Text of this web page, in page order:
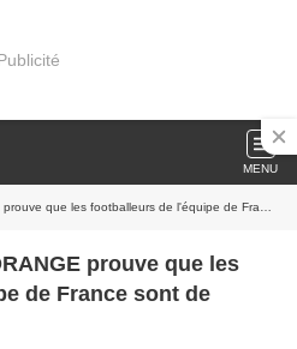
MENU
footballeurs de l'équipe de France sont de mauvais acteurs
prouve que les
de France sont de